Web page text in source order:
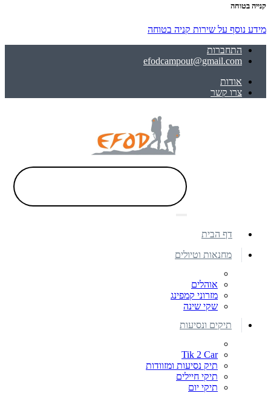
קנייה בטוחה
מידע נוסף על שירות קניה בטוחה
התחברות
efodcampout@gmail.com
אודות
צרו קשר
דף הבית
מחנאות וטיולים
אוהלים
מזרוני קמפינג
שקי שינה
תיקים ונסיעות
Tik 2 Car
תיק נסיעות ומזוודות
תיקי חיילים
תיקי יום